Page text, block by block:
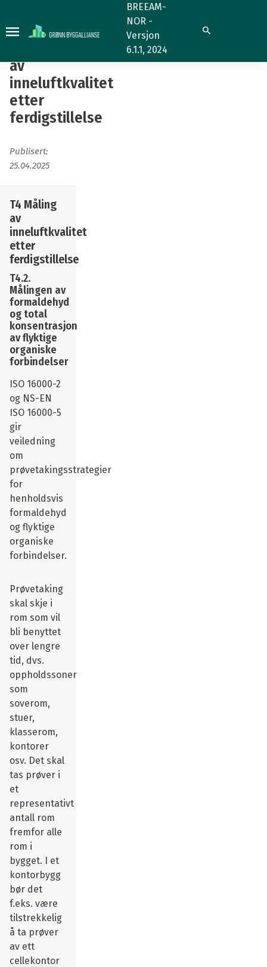
02
Måling
av
inneluftkvalitet
etter
ferdigstillelse
BREEAM-
NOR -
Versjon
6.1.1, 2024
Søk
Hea 02
av
inneluftkvalitet
etter
ferdigstillelse
Publisert:
25.04.2025
T4 Måling
av
inneluftkvalitet
etter
ferdigstillelse
T4.2.
Målingen av
formaldehyd
og total
konsentrasjon
av flyktige
organiske
forbindelser
ISO 16000-2
og NS-EN
ISO 16000-5
gir
veiledning
om
prøvetakingsstrategier
for
henholdsvis
formaldehyd
og flyktige
organiske
forbindelser.
Prøvetaking
skal skje i
rom som vil
bli benyttet
over lengre
tid, dvs.
oppholdssoner
som
soverom,
stuer,
klasserom,
kontorer
osv. Det skal
tas prøver i
et
representativt
antall rom
fremfor alle
rom i
bygget. I et
kontorbygg
bør det
f.eks. være
tilstrekkelig
å ta prøver
av ett
cellekontor